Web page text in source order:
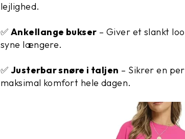
lejlighed.
✅ Ankellange bukser – Giver et slankt
syne længere.
✅ Justerbar snøre i taljen – Sikrer en
maksimal komfort hele dagen.